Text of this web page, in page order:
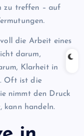
zu treffen – auf
die Arbeit eines
darum,
Klarheit in
Oft ist die
nimmt den Druck
kann handeln.